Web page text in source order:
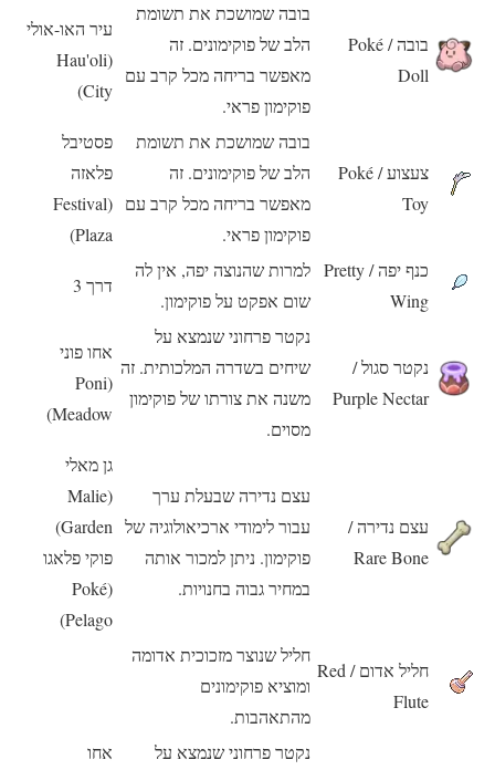
בובה / Poké
Doll
בובה שמושכת את תשומת
הלב של פוקימונים. זה
מאפשר בריחה מכל קרב עם
פוקימון פראי.
עיר האו-אולי
(Hau'oli
City)
צעצוע / Poké
Toy
בובה שמושכת את תשומת
הלב של פוקימונים. זה
מאפשר בריחה מכל קרב עם
פוקימון פראי.
פסטיבל
פלאזה
(Festival
Plaza)
כנף יפה / Pretty
Wing
למרות שהנוצה יפה, אין לה
שום אפקט על פוקימון.
דרך 3
נקטר סגול /
Purple Nectar
נקטר פרחוני שנמצא על
שיחים בשדרה המלכותית. זה
משנה את צורתו של פוקימון
מסוים.
אחו פוני
(Poni
Meadow)
עצם נדירה /
Rare Bone
עצם נדירה שבעלת ערך
עבור לימודי ארכיאולוגיה של
פוקימון. ניתן למכור אותה
במחיר גבוה בחנויות.
גן מאלי
(Malie
Garden)
פוקי פלאגו
(Poké
Pelago)
חליל אדום / Red
Flute
חליל שנוצר מזכוכית אדומה
ומוציא פוקימונים
מהתאהבות.
נקטר פרחוני שנמצא על
אחו